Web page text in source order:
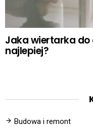
Jaka wiertarka
najlepiej?
Budowa i remont